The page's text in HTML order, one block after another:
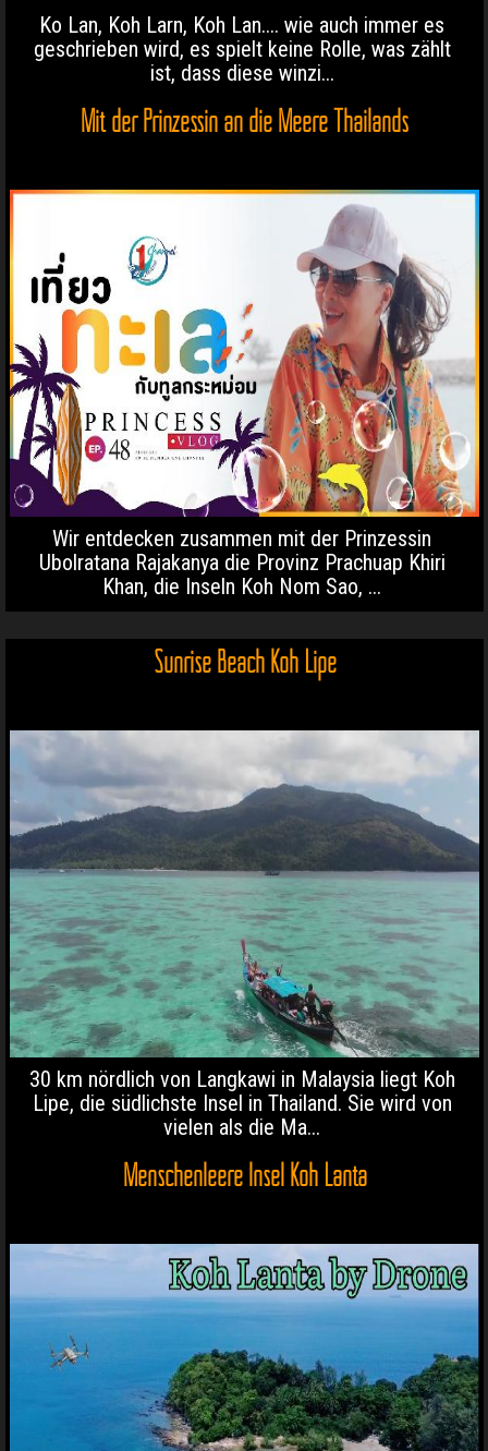
Ko Lan, Koh Larn, Koh Lan.... wie auch immer es
geschrieben wird, es spielt keine Rolle, was zählt
ist, dass diese winzi...
Mit der Prinzessin an die Meere Thailands
Wir entdecken zusammen mit der Prinzessin
Ubolratana Rajakanya die Provinz Prachuap Khiri
Khan, die Inseln Koh Nom Sao, ...
Sunrise Beach Koh Lipe
30 km nördlich von Langkawi in Malaysia liegt Koh
Lipe, die südlichste Insel in Thailand. Sie wird von
vielen als die Ma...
Menschenleere Insel Koh Lanta